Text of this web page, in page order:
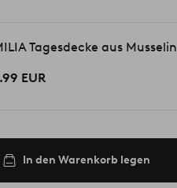
Tagesdecke aus Musselin
EUR
In den Warenkorb legen